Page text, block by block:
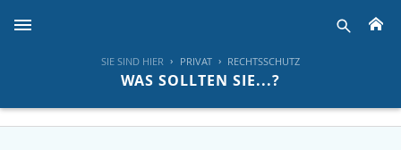
SIE SIND HIER PRIVAT RECHTSSCHUTZ
WAS SOLLTEN SIE...?